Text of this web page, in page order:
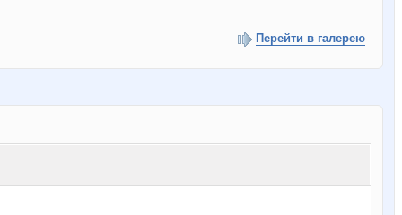
Перейти в галерею